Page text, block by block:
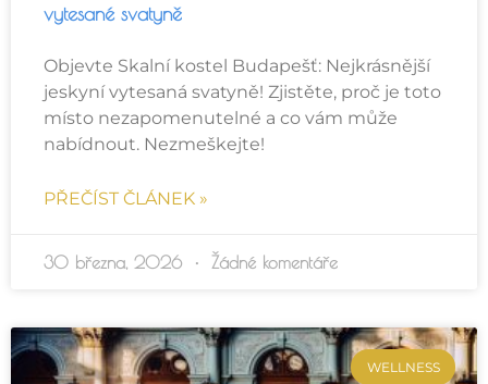
vytesané svatyně
Objevte Skalní kostel Budapešť: Nejkrásnější
jeskyní vytesaná svatyně! Zjistěte, proč je toto
místo nezapomenutelné a co vám může
nabídnout. Nezmeškejte!
PŘEČÍST ČLÁNEK »
30 března, 2026 Žádné komentáře
WELLNESS